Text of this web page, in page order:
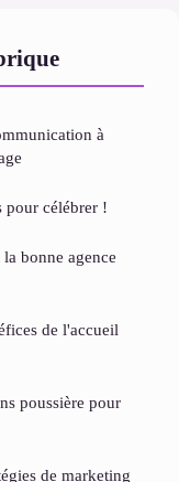
à
pour célébrer !
bonne agence
de l'accueil
poussière pour
de marketing